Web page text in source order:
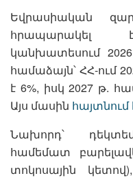
Եվրասիական
հրապարակել
կանխատեսում 2026
համաձայն՝ ՀՀ-ում
է 6%, իսկ 2027 թ.
Այս մասին հայտնում
Նախորդ՝
համեմատ
տոկոսային